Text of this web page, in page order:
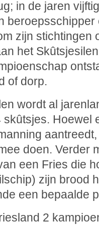
in de jaren
zijn stichtingen
het
of dorp.
wordt al
Hoewel
doen. Verder
een Fries die
zijn brood
een bepaalde
2